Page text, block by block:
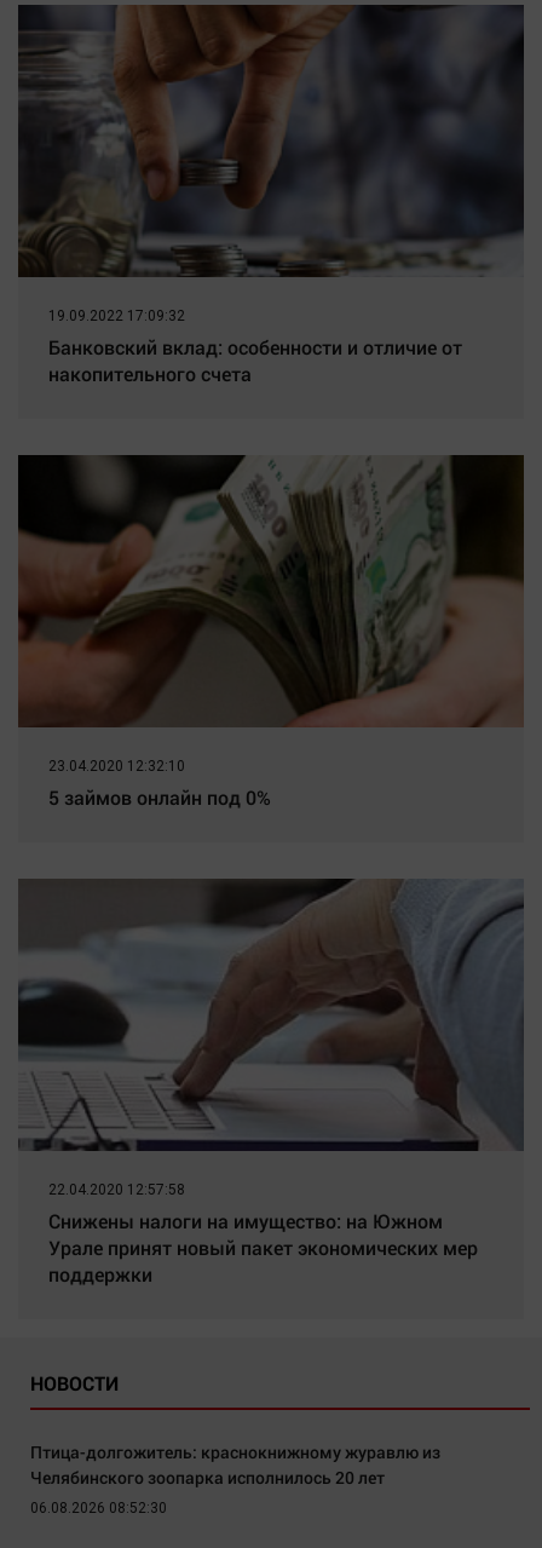
19.09.2022 17:09:32
Банковский вклад: особенности и отличие от
накопительного счета
23.04.2020 12:32:10
5 займов онлайн под 0%
22.04.2020 12:57:58
Снижены налоги на имущество: на Южном
Урале принят новый пакет экономических мер
поддержки
НОВОСТИ
Птица-долгожитель: краснокнижному журавлю из
Челябинского зоопарка исполнилось 20 лет
06.08.2026 08:52:30